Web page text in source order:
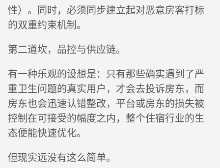
性）。同时，必须同步建立起对恶意房客打标
的双重约束机制。
第二道坎，品控与供应链。
有一种乐观的设想是：只有那些确实遇到了严
重卫生问题的真实用户，才会去投诉房东，而
房东也会迅速认错整改，平台或房东的损失被
控制在可接受的幅度之内，整个住宿行业的生
态便能快速优化。
但现实远没有这么简单。